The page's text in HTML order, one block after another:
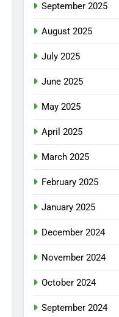
September 2025
August 2025
July 2025
June 2025
May 2025
April 2025
March 2025
February 2025
January 2025
December 2024
November 2024
October 2024
September 2024